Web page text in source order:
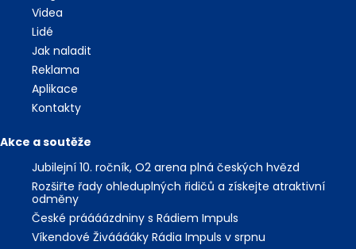
Videa
Lidé
Jak naladit
Reklama
Aplikace
Kontakty
Akce a soutěže
Jubilejní 10. ročník, O2 arena plná českých hvězd
Rozšiřte řady ohleduplných řidičů a získejte atraktivní
odměny
České práááázdniny s Rádiem Impuls
Víkendové Živááááky Rádia Impuls v srpnu